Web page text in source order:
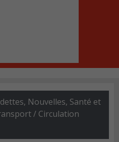
, Nouvelles, Santé et
/ Circulation